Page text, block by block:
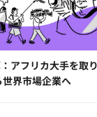
アフリカ大手を取
世界市場企業へ